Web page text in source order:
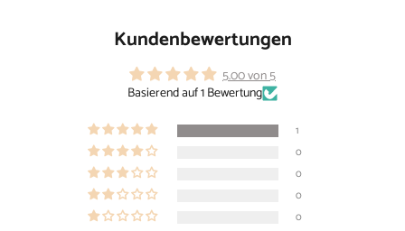
Kundenbewertungen
5.00 von 5
Basierend auf 1 Bewertung
1
0
0
0
0